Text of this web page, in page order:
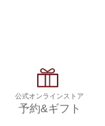
公式オンラインストア
予約&ギフト